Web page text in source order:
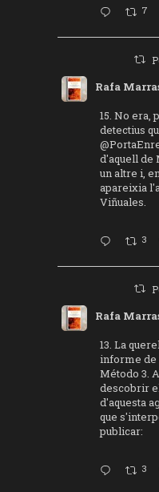
7
Rafa
15. No
detectius
d'aquell de
un altre i,
apareixia
Viñuales.
3
Rafa
13. La
informe de
Método 3. A
descobrir
d'aquesta
que
publicar:
3